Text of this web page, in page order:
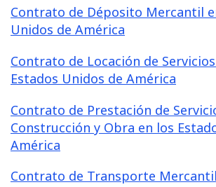
Contrato de Déposito Mercantil
Unidos de América
Contrato de Locación de
Estados Unidos de América
Contrato de Prestación de
Construcción y Obra en los
América
Contrato de Transporte